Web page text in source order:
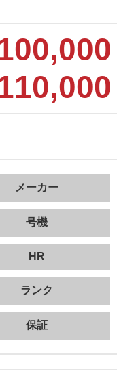
メーカー
号機
HR
ランク
保証